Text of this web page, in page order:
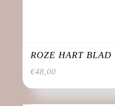
ROZE HART BLAD
€48,00